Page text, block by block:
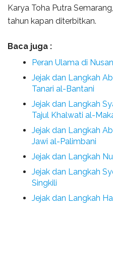
Karya Toha Putra
tahun kapan diterbitkan.
Baca juga :
Peran Ulama di
Jejak dan Langkah
Tanari al-Bantani
Jejak dan Langkah
Tajul Khalwati al-
Jejak dan Langkah
Jawi al-Palimbani
Jejak dan Langkah
Jejak dan Langkah
Singkili
Jejak dan Langkah